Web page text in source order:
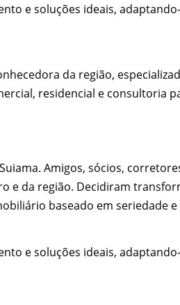
e soluções ideais,
da região,
residencial e consultoria
Amigos, sócios,
e da região. Decidiram
baseado em seriedade
e soluções ideais,